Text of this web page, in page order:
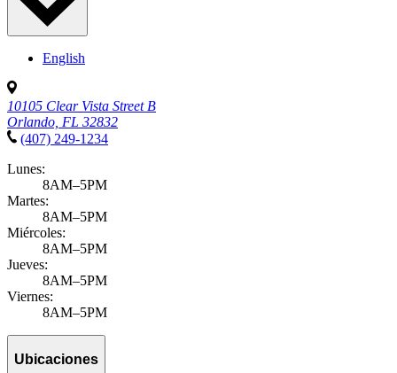
English
10105 Clear Vista Street B
Orlando, FL 32832
(407) 249-1234
Lunes:
8AM–5PM
Martes:
8AM–5PM
Miércoles:
8AM–5PM
Jueves:
8AM–5PM
Viernes:
8AM–5PM
Ubicaciones